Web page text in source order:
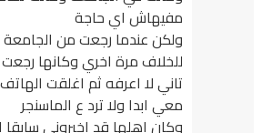
مفيهاش اي حاجة
ولكن عندما رجعت من
للخلاف مرة اخري وكانها
تاني لا اعرفه ثم اغلقت
معي ابدا ولا ترد ع الماسنجر
وكان اهلها قد اخبروني سابقا